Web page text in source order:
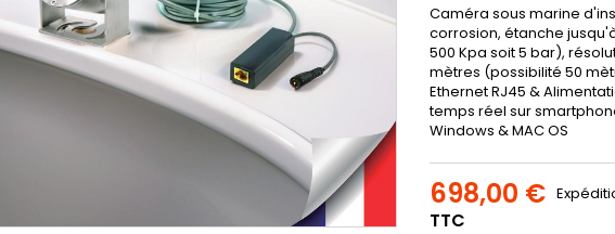
Caméra sous marine
corrosion, étanche
500 Kpa soit 5 bar),
mètres (possibilité 50
Ethernet RJ45 &
temps réel sur
Windows & MAC OS
698,00 €
TTC